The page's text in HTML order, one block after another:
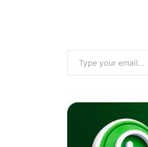
Type your email…